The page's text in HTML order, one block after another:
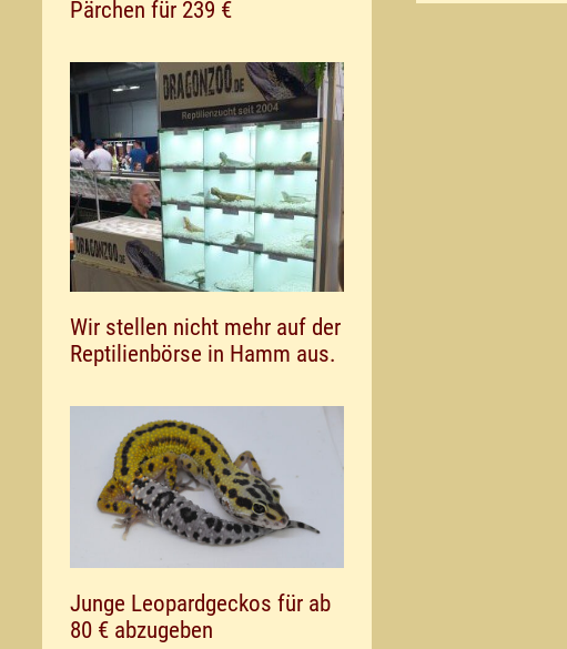
Pärchen für 239 €
Wir stellen nicht mehr auf der
Reptilienbörse in Hamm aus.
Junge Leopardgeckos für ab
80 € abzugeben